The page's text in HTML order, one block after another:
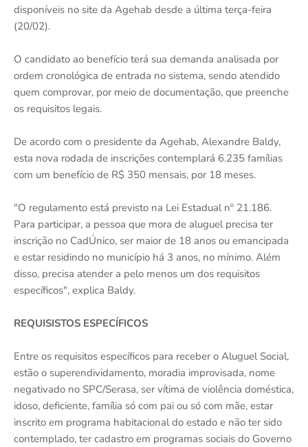
disponíveis no site da Agehab desde a última terça-feira
(20/02).
O candidato ao benefício terá sua demanda analisada por
ordem cronológica de entrada no sistema, sendo atendido
quem comprovar, por meio de documentação, que preenche
os requisitos legais.
De acordo com o presidente da Agehab, Alexandre Baldy,
esta nova rodada de inscrições contemplará 6.235 famílias
com um benefício de R$ 350 mensais, por 18 meses.
"O regulamento está previsto na Lei Estadual nº 21.186.
Para participar, a pessoa que mora de aluguel precisa ter
inscrição no CadÚnico, ser maior de 18 anos ou emancipada
e estar residindo no município há 3 anos, no mínimo. Além
disso, precisa atender a pelo menos um dos requisitos
específicos", explica Baldy.
REQUISISTOS ESPECÍFICOS
Entre os requisitos específicos para receber o Aluguel Social,
estão o superendividamento, moradia improvisada, nome
negativado no SPC/Serasa, ser vítima de violência doméstica,
idoso, deficiente, família só com pai ou só com mãe, estar
inscrito em programa habitacional do estado e não ter sido
contemplado, ter cadastro em programas sociais do Governo